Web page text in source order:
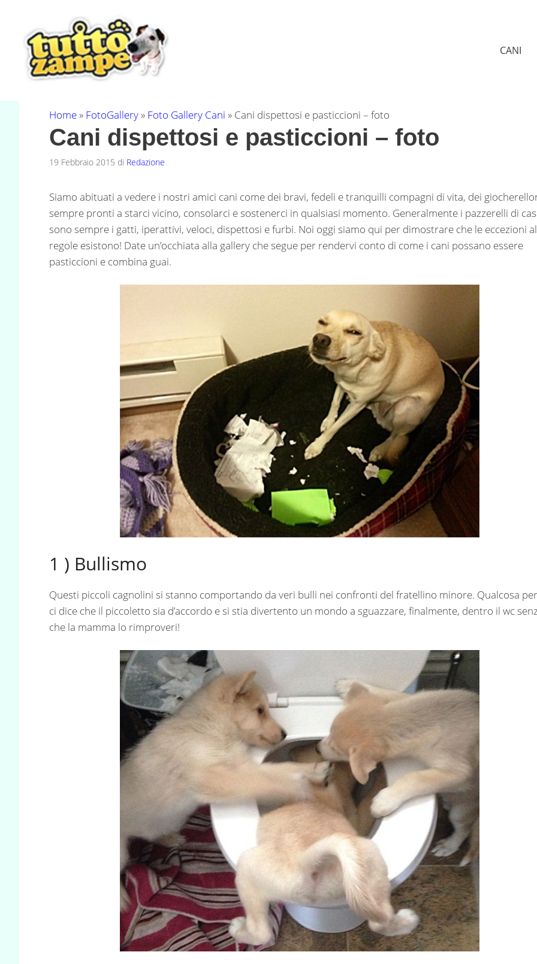
contenuto
CANI
Home» FotoGallery» Foto Gallery Cani » Cani dispettosi e pasticcioni – foto
Cani dispettosi e pasticcioni – foto
19 Febbraio 2015 di Redazione
Siamo abituati a vedere i nostri amici cani come dei bravi, fedeli e tranquilli compagni di vita, dei
sempre pronti a starci vicino, consolarci e sostenerci in qualsiasi momento. Generalmente i pazzerelli di
sono sempre i gatti, iperattivi, veloci, dispettosi e furbi. Noi oggi siamo qui per dimostrare che le eccezioni
regole esistono! Date un’occhiata alla gallery che segue per rendervi conto di come i cani possano essere
pasticcioni e combina guai.
1 ) Bullismo
Questi piccoli cagnolini si stanno comportando da veri bulli nei confronti del fratellino minore. Qualcosa
ci dice che il piccoletto sia d’accordo e si stia divertento un mondo a sguazzare, finalmente, dentro il wc
che la mamma lo rimproveri!